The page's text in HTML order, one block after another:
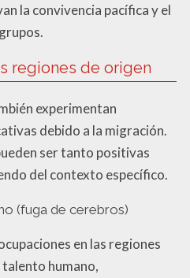
la convivencia pacífica y el
regiones de origen
experimentan
debido a la migración.
ser tanto positivas
del contexto específico.
(fuga de cerebros)
en las regiones
humano,